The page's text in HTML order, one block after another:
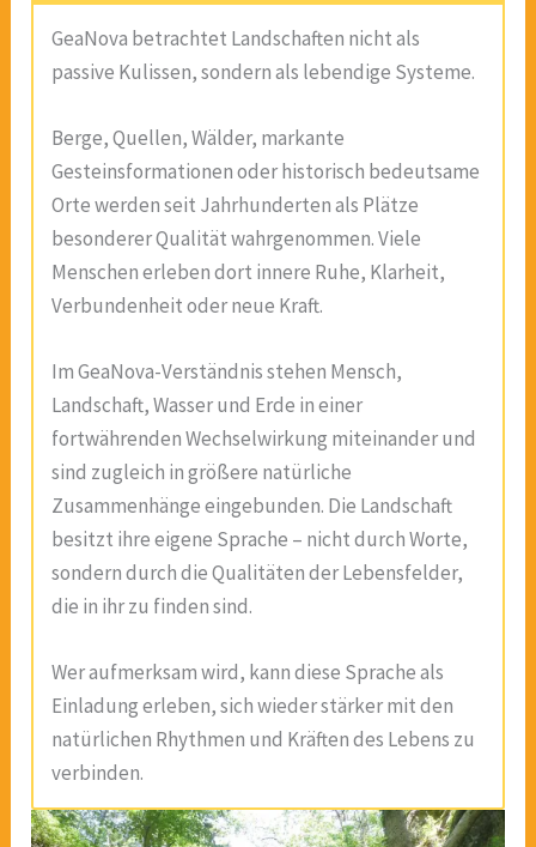
GeaNova betrachtet Landschaften nicht als
passive Kulissen, sondern als lebendige Systeme.
Berge, Quellen, Wälder, markante
Gesteinsformationen oder historisch bedeutsame
Orte werden seit Jahrhunderten als Plätze
besonderer Qualität wahrgenommen. Viele
Menschen erleben dort innere Ruhe, Klarheit,
Verbundenheit oder neue Kraft.
Im GeaNova-Verständnis stehen Mensch,
Landschaft, Wasser und Erde in einer
fortwährenden Wechselwirkung miteinander und
sind zugleich in größere natürliche
Zusammenhänge eingebunden. Die Landschaft
besitzt ihre eigene Sprache – nicht durch Worte,
sondern durch die Qualitäten der Lebensfelder,
die in ihr zu finden sind.
Wer aufmerksam wird, kann diese Sprache als
Einladung erleben, sich wieder stärker mit den
natürlichen Rhythmen und Kräften des Lebens zu
verbinden.